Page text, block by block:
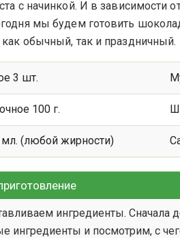
с начинкой. И в
мы будем готовить
обычный, так и праздничный.
3 шт.
100 г.
(любой жирности)
ингредиенты. Сначала
ингредиенты и посмотрим, с